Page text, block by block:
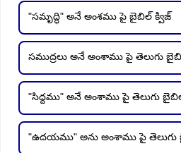
"సమృద్ధి" అనే అంశము పై బైబిల్ క్విజ్
సముద్రలు అనే అంశాము పై తెలుగు
"సిద్దము" అనే అంశాము పై తెలుగు
"ఉదయము" అను అంశాము పై తెలుగు